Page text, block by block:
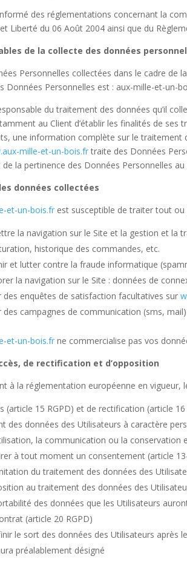
des réglementations concernant la
Liberté du 06 Août 2004 ainsi que du
de la collecte des données
Personnelles collectées dans le cadre de
Données Personnelles est : aux-mille-et-un-
du traitement des données qu’il
au Client d’établir les finalités de
une information complète sur le traitement
mille-et-un-bois.frtraite des Données
de la pertinence des Données Personnelles
données collectées
et-un-bois.fr est susceptible de traiter tout ou
la navigation sur le Site et la gestion et la
historique des commandes, etc.
et lutter contre la fraude informatique
la navigation sur le Site : données de
des enquêtes de satisfaction facultatives sur
des campagnes de communication (sms,
et-un-bois.fr ne commercialise pas vos
de rectification et d’opposition
à la réglementation européenne en vigueur,
(article 15 RGPD) et de rectification (article 16
des données des Utilisateurs à caractère
la communication ou la conservation
à tout moment un consentement (article
du traitement des données des
au traitement des données des
des données que les Utilisateurs
(article 20 RGPD)
le sort des données des Utilisateurs après
préalablement désigné